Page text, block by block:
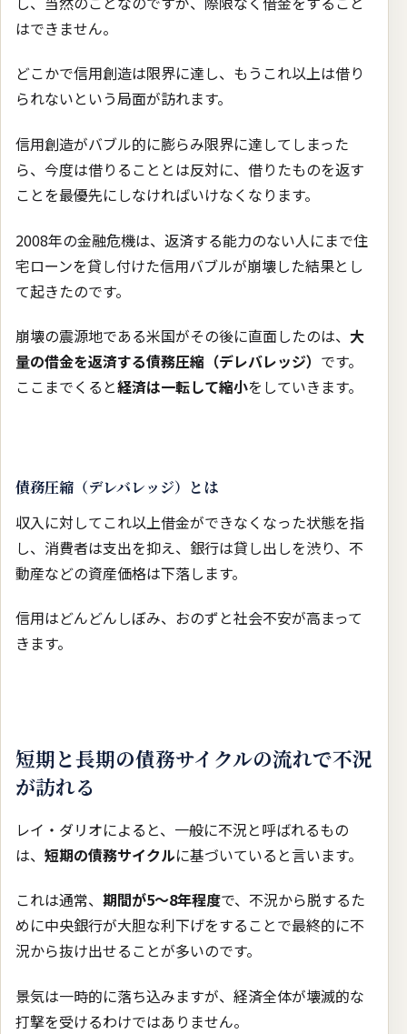
はできません。
どこかで信用創造は限界に達し、もうこれ以上は借り
られないという局面が訪れます。
信用創造がバブル的に膨らみ限界に達してしまった
ら、今度は借りることとは反対に、借りたものを返す
ことを最優先にしなければいけなくなります。
2008年の金融危機は、返済する能力のない人にまで住
宅ローンを貸し付けた信用バブルが崩壊した結果とし
て起きたのです。
崩壊の震源地である米国がその後に直面したのは、 大
量の借金を返済する債務圧縮（デレバレッジ） です。
ここまでくると経済は一転して縮小をしていきます。
債務圧縮（デレバレッジ）とは
収入に対してこれ以上借金ができなくなった状態を指
し、消費者は支出を抑え、銀行は貸し出しを渋り、不
動産などの資産価格は下落します。
信用はどんどんしぼみ、おのずと社会不安が高まって
きます。
短期と長期の債務サイクルの流れで不況
が訪れる
レイ・ダリオによると、一般に不況と呼ばれるもの
は、 短期の債務サイクルに基づいていると言います。
これは通常、 期間が5〜8年程度で、不況から脱するた
めに中央銀行が大胆な利下げをすることで最終的に不
況から抜け出せることが多いのです。
景気は一時的に落ち込みますが、経済全体が壊滅的な
打撃を受けるわけではありません。